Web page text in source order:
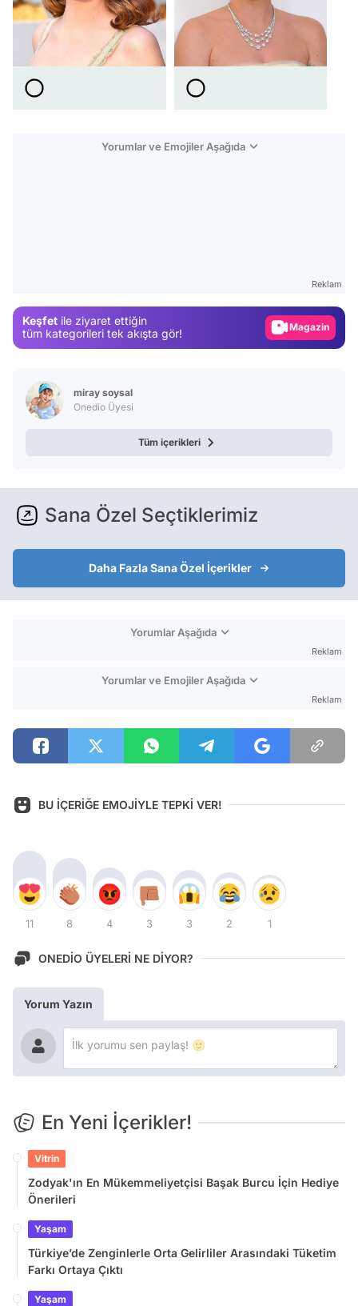
Yorumlar ve Emojiler Aşağıda
Reklam
Keşfet ile ziyaret ettiğin
tüm kategorileri tek akışta gör!
Video
miray soysal
Onedio Üyesi
Tüm içerikleri
Sana Özel Seçtiklerimiz
Daha Fazla Sana Özel İçerikler
Yorumlar Aşağıda
Reklam
Yorumlar ve Emojiler Aşağıda
Reklam
BU İÇERİĞE EMOJİYLE TEPKİ VER!
11 8 4 3 3 2 1
ONEDİO ÜYELERİ NE DİYOR?
Yorum Yazın
En Yeni İçerikler!
Vitrin
Zodyak'ın En Mükemmeliyetçisi Başak Burcu İçin Hediye
Önerileri
Yaşam
Türkiye’de Zenginlerle Orta Gelirliler Arasındaki Tüketim
Farkı Ortaya Çıktı
Yaşam